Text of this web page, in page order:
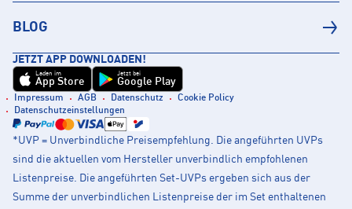
BLOG
JETZT APP DOWNLOADEN!
Laden im
App Store
Jetzt bei
Google Play
Impressum AGB Datenschutz
Cookie Policy
Datenschutzeinstellungen
*UVP = Unverbindliche Preisempfehlung. Die angeführten UVPs
sind die aktuellen vom Hersteller unverbindlich empfohlenen
Listenpreise. Die angeführten Set-UVPs ergeben sich aus der
Summe der unverbindlichen Listenpreise der im Set enthaltenen